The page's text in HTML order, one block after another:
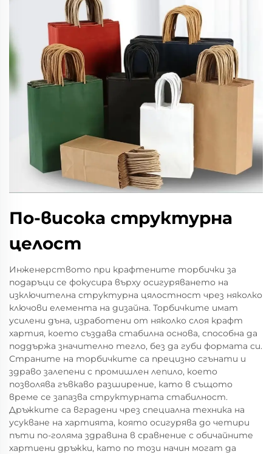
По-висока структурна
целост
Инженерството при крафтените торбички за
подаръци се фокусира върху осигуряването на
изключителна структурна цялостност чрез няколко
ключови елемента на дизайна. Торбичките имат
усилени дъна, изработени от няколко слоя крафт
хартия, което създава стабилна основа, способна да
поддържа значително тегло, без да губи формата си.
Страните на торбичките са прецизно сгънати и
здраво залепени с промишлен лепило, което
позволява гъвкаво разширение, като в същото
време се запазва структурната стабилност.
Дръжките са вградени чрез специална техника на
усукване на хартията, която осигурява до четири
пъти по-голяма здравина в сравнение с обичайните
хартиени дръжки, като по този начин могат да